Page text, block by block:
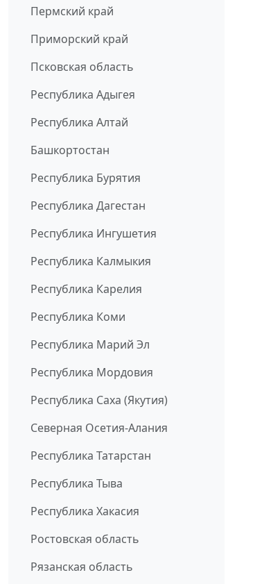
Пермский край
Приморский край
Псковская область
Республика Адыгея
Республика Алтай
Башкортостан
Республика Бурятия
Республика Дагестан
Республика Ингушетия
Республика Калмыкия
Республика Карелия
Республика Коми
Республика Марий Эл
Республика Мордовия
Республика Саха (Якутия)
Северная Осетия-Алания
Республика Татарстан
Республика Тыва
Республика Хакасия
Ростовская область
Рязанская область